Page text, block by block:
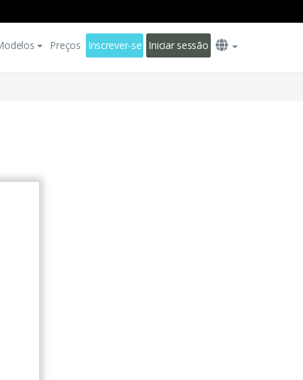
Preços Inscrever-se Iniciar sessão